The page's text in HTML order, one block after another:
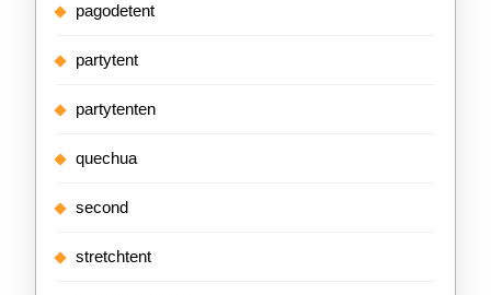
pagodetent
partytent
partytenten
quechua
second
stretchtent